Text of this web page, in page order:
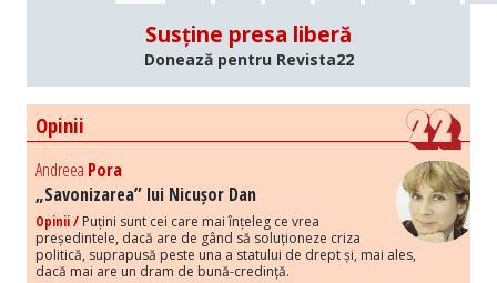
Susține presa liberă
Donează pentru Revista22
Opinii
Andreea Pora
„Savonizarea” lui Nicușor Dan
Opinii / Puțini sunt cei care mai înțeleg ce vrea
președintele, dacă are de gând să soluționeze criza
politică, suprapusă peste una a statului de drept și, mai ales,
dacă mai are un dram de bună-credință.